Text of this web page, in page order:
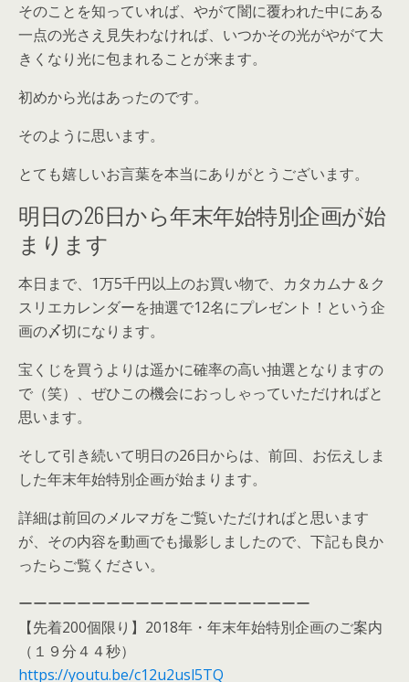
そのことを知っていれば、やがて闇に覆われた中にある
一点の光さえ見失わなければ、いつかその光がやがて大
きくなり光に包まれることが来ます。
初めから光はあったのです。
そのように思います。
とても嬉しいお言葉を本当にありがとうございます。
明日の26日から年末年始特別企画が始
まります
本日まで、1万5千円以上のお買い物で、カタカムナ＆ク
スリエカレンダーを抽選で12名にプレゼント！という企
画の〆切になります。
宝くじを買うよりは遥かに確率の高い抽選となりますの
で（笑）、ぜひこの機会におっしゃっていただければと
思います。
そして引き続いて明日の26日からは、前回、お伝えしま
した年末年始特別企画が始まります。
詳細は前回のメルマガをご覧いただければと思います
が、その内容を動画でも撮影しましたので、下記も良か
ったらご覧ください。
ーーーーーーーーーーーーーーーーーーーー
【先着200個限り】2018年・年末年始特別企画のご案内
（１９分４４秒）
https://youtu.be/c12u2usl5TQ